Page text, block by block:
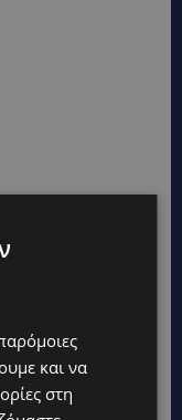
και να
στη